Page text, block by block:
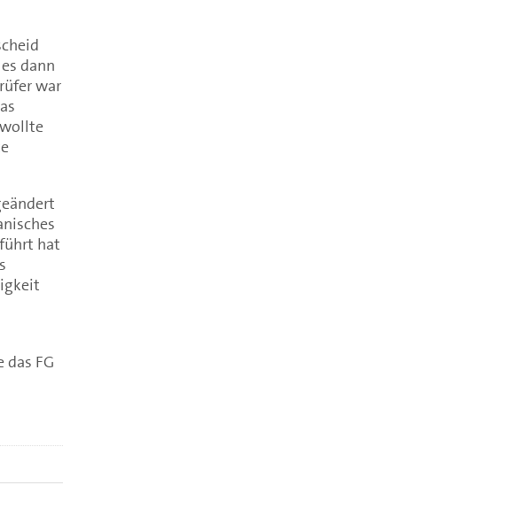
dann
war
hat
FG